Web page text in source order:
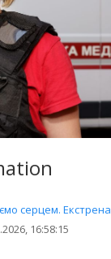
серцем. Екстрена
16:58:15